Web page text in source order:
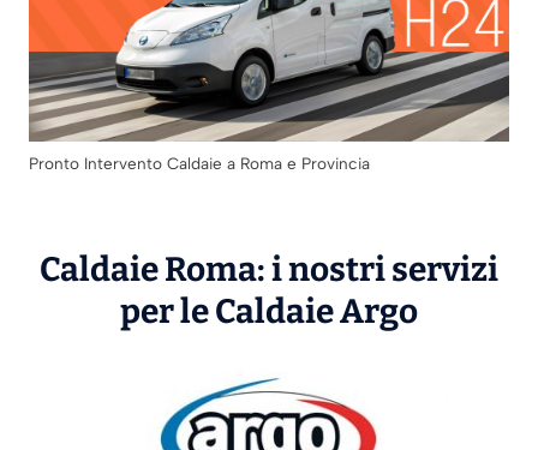
Pronto Intervento Caldaie a Roma e Provincia
Caldaie Roma: i nostri servizi
per le CaldaieArgo